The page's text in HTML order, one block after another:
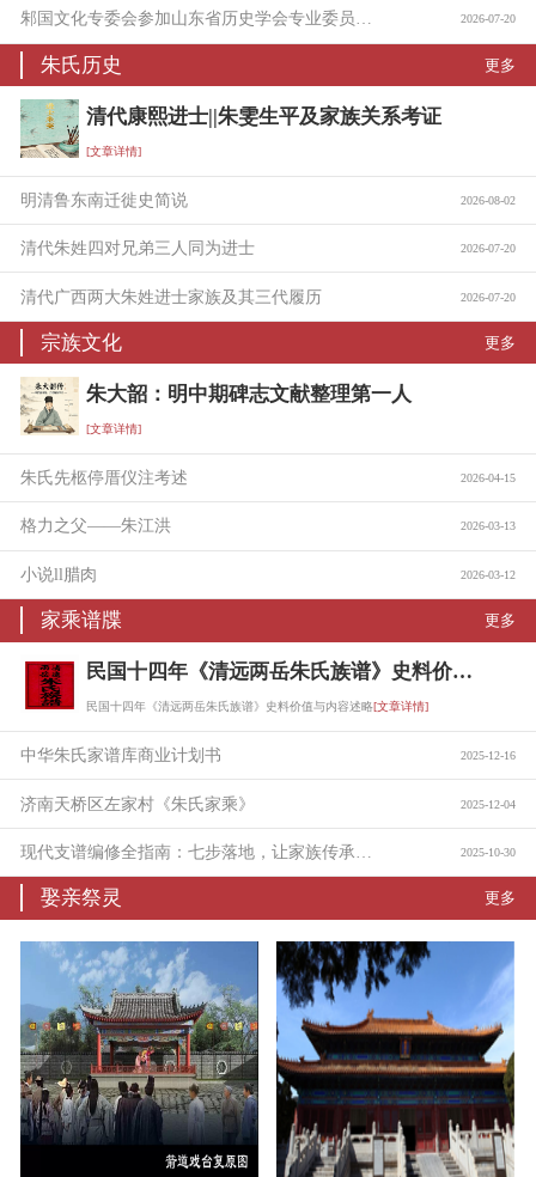
邾国文化专委会参加山东省历史学会专业委员会工作会议 2026-07-20
朱氏历史 更多
清代康熙进士||朱雯生平及家族关系考证
[文章详情]
明清鲁东南迁徙史简说 2026-08-02
清代朱姓四对兄弟三人同为进士 2026-07-20
清代广西两大朱姓进士家族及其三代履历 2026-07-20
宗族文化 更多
朱大韶：明中期碑志文献整理第一人
[文章详情]
朱氏先柩停厝仪注考述 2026-04-15
格力之父——朱江洪 2026-03-13
小说ll腊肉 2026-03-12
家乘谱牒 更多
民国十四年《清远两岳朱氏族谱》史料价值与内容述略
民国十四年《清远两岳朱氏族谱》史料价值与内容述略[文章详情]
中华朱氏家谱库商业计划书 2025-12-16
济南天桥区左家村《朱氏家乘》 2025-12-04
2025-10-30
娶亲祭灵 更多